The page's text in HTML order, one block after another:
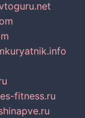
kuryatnik.info
fitness.ru